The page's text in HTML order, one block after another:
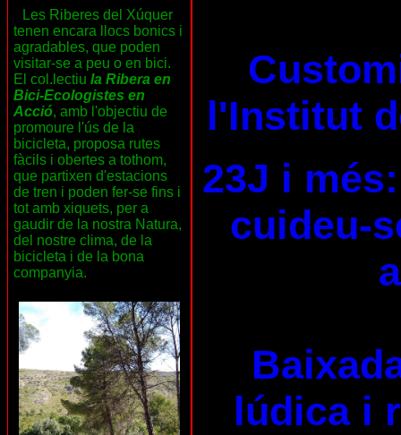
Les Riberes del Xúquer
tenen encara llocs bonics i
agradables, que poden
visitar-se a peu o en bici.
El col.lectiu la Ribera en
Bici-Ecologistes en
Acció, amb l'objectiu de
promoure l'ús de la
bicicleta, proposa rutes
fàcils i obertes a tothom,
que partixen d'estacions
de tren i poden fer-se fins i
tot amb xiquets, per a
gaudir de la nostra Natura,
del nostre clima, de la
bicicleta i de la bona
companyia.
l'Institut
23J i
cuideu-
lúdica i